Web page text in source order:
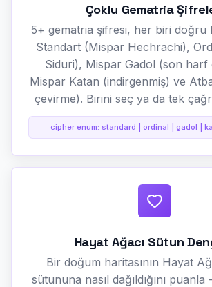
Çoklu Gematria
5+ gematria şifresi, her biri doğru
Standart (Mispar Hechrachi),
Siduri), Mispar Gadol (son harf
Mispar Katan (indirgenmiş) ve
çevirme). Birini seç ya da tek
cipher enum: standard | ordinal | gadol |
Hayat Ağacı Sütun
Bir doğum haritasının Hayat
sütununa nasıl dağıldığını